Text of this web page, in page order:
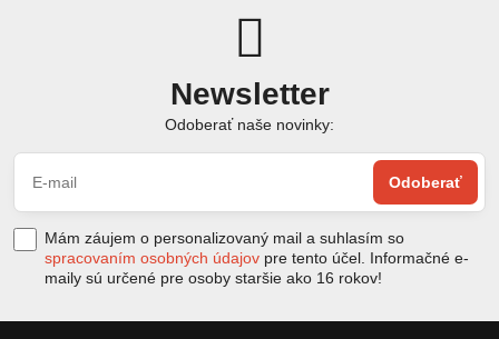
Newsletter
Odoberať naše novinky:
Odoberať
Mám záujem o personalizovaný mail a suhlasím so
spracovaním osobných údajov pre tento účel. Informačné e-
maily sú určené pre osoby staršie ako 16 rokov!